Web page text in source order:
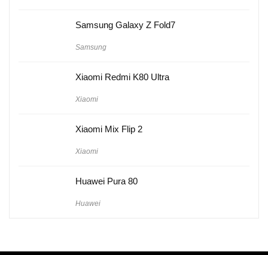
Samsung Galaxy Z Fold7
Samsung
Xiaomi Redmi K80 Ultra
Xiaomi
Xiaomi Mix Flip 2
Xiaomi
Huawei Pura 80
Huawei